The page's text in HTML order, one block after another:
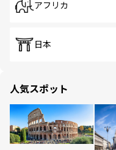
アフリカ
日本
人気スポット